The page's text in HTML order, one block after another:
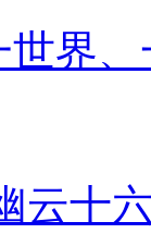
世界
云十